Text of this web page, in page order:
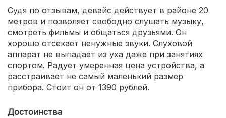
Судя по отзывам, девайс действует в районе 20
метров и позволяет свободно слушать музыку,
смотреть фильмы и общаться друзьями. Он
хорошо отсекает ненужные звуки. Слуховой
аппарат не выпадает из уха даже при занятиях
спортом. Радует умеренная цена устройства, а
расстраивает не самый маленький размер
прибора. Стоит он от 1390 рублей.
Достоинства